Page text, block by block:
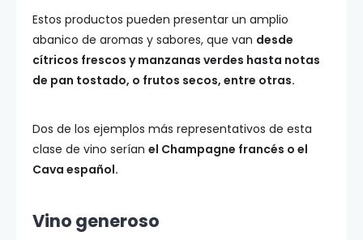
Estos productos pueden presentar un amplio
abanico de aromas y sabores, que van desde
cítricos frescos y manzanas verdes hasta notas
de pan tostado, o frutos secos, entre otras.
Dos de los ejemplos más representativos de esta
clase de vino serían el Champagne francés o el
Cava español.
Vino generoso